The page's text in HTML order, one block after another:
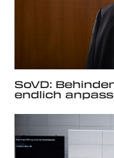
SoVD:
endlich